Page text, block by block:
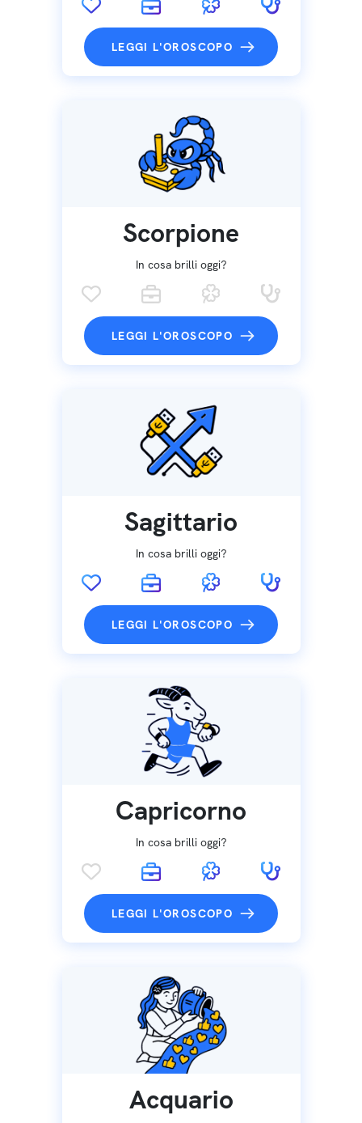
LEGGI L'OROSCOPO
Scorpione
In cosa brilli oggi?
LEGGI L'OROSCOPO
Sagittario
In cosa brilli oggi?
LEGGI L'OROSCOPO
Capricorno
In cosa brilli oggi?
LEGGI L'OROSCOPO
Acquario